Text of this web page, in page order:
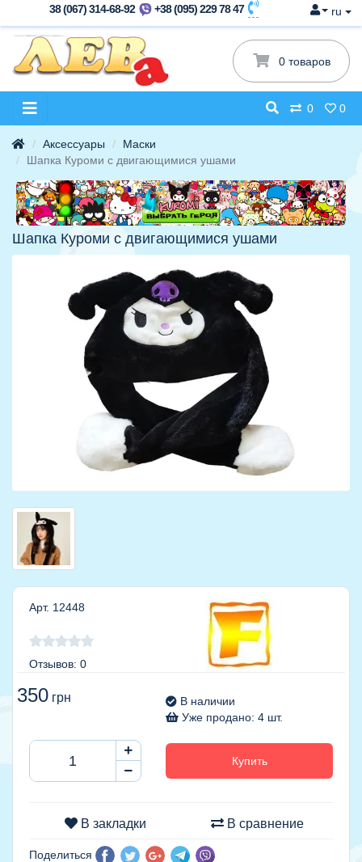
38 (067) 314-68-92 +38 (095) 229 78 47 ru
0 товаров
0 0
Аксессуары
Маски
Шапка Куроми с двигающимися ушами
Шапка Куроми с двигающимися ушами
Арт. 12448
Отзывов: 0
350 грн
В наличии
Уже продано: 4 шт.
Купить
В закладки В сравнение
Поделиться